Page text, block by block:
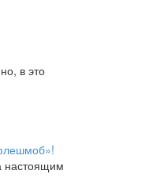
в это
настоящим